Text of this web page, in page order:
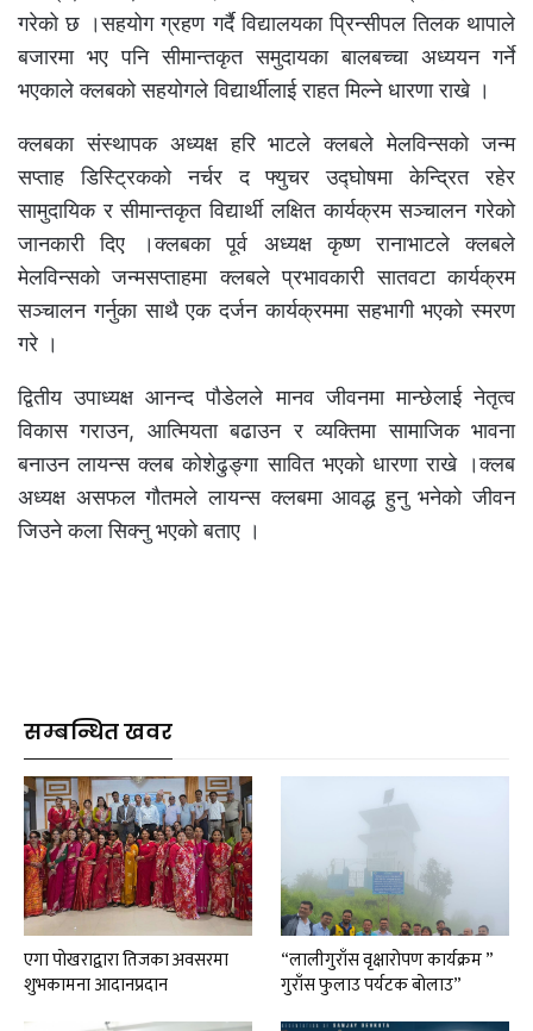
गरेको छ ।सहयोग ग्रहण गर्दै विद्यालयका प्रिन्सीपल तिलक थापाले
बजारमा भए पनि सीमान्तकृत समुदायका बालबच्चा अध्ययन गर्ने
भएकाले क्लबको सहयोगले विद्यार्थीलाई राहत मिल्ने धारणा राखे ।
क्लबका संस्थापक अध्यक्ष हरि भाटले क्लबले मेलविन्सको जन्म
सप्ताह डिस्ट्रिकको नर्चर द फ्युचर उद्घोषमा केन्द्रित रहेर
सामुदायिक र सीमान्तकृत विद्यार्थी लक्षित कार्यक्रम सञ्चालन गरेको
जानकारी दिए ।क्लबका पूर्व अध्यक्ष कृष्ण रानाभाटले क्लबले
मेलविन्सको जन्मसप्ताहमा क्लबले प्रभावकारी सातवटा कार्यक्रम
सञ्चालन गर्नुका साथै एक दर्जन कार्यक्रममा सहभागी भएको स्मरण
गरे ।
द्वितीय उपाध्यक्ष आनन्द पौडेलले मानव जीवनमा मान्छेलाई नेतृत्व
विकास गराउन, आत्मियता बढाउन र व्यक्तिमा सामाजिक भावना
बनाउन लायन्स क्लब कोशेढुङ्गा सावित भएको धारणा राखे ।क्लब
अध्यक्ष असफल गौतमले लायन्स क्लबमा आवद्ध हुनु भनेको जीवन
जिउने कला सिक्नु भएको बताए ।
सम्बन्धित खवर
एगा पोखराद्वारा तिजका अवसरमा
शुभकामना आदानप्रदान
“लालीगुराँस वृक्षारोपण कार्यक्रम ”
गुराँस फुलाउ पर्यटक बोलाउ”